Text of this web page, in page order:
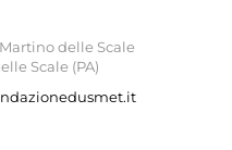
delle Scale
Scale (PA)